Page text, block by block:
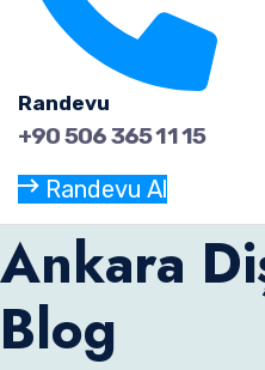
Randevu
+90 506 365 11 15
Randevu Al
Ankara
Blog